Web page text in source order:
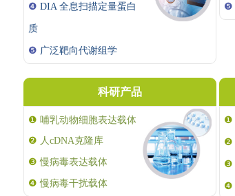
❹ DIA 全息扫描定量蛋白
质
❺ 广泛靶向代谢组学
❺
科研产品
❶ 哺乳动物细胞表达载体
❷ 人cDNA克隆库
❸慢病毒表达载体
❹慢病毒干扰载体
❶
❷
❸
❹